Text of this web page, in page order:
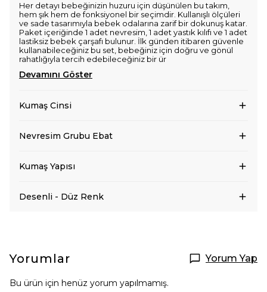
Her detayı bebeğinizin huzuru için düşünülen bu takım,
hem şık hem de fonksiyonel bir seçimdir. Kullanışlı ölçüleri
ve sade tasarımıyla bebek odalarına zarif bir dokunuş katar.
Paket içeriğinde 1 adet nevresim, 1 adet yastık kılıfı ve 1 adet
lastiksiz bebek çarşafı bulunur. İlk günden itibaren güvenle
kullanabileceğiniz bu set, bebeğiniz için doğru ve gönül
rahatlığıyla tercih edebileceğiniz bir ür
Devamını Göster
Kumaş Cinsi
Nevresim Grubu Ebat
Kumaş Yapısı
Desenli - Düz Renk
Yorumlar Yorum Yap
Bu ürün için henüz yorum yapılmamış.